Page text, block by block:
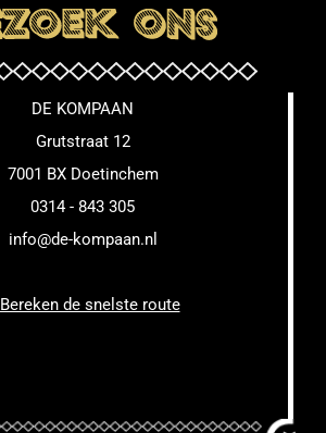
DE KOMPAAN
Grutstraat 12
7001 BX Doetinchem
0314 - 843 305
info@de-kompaan.nl
Bereken de snelste route